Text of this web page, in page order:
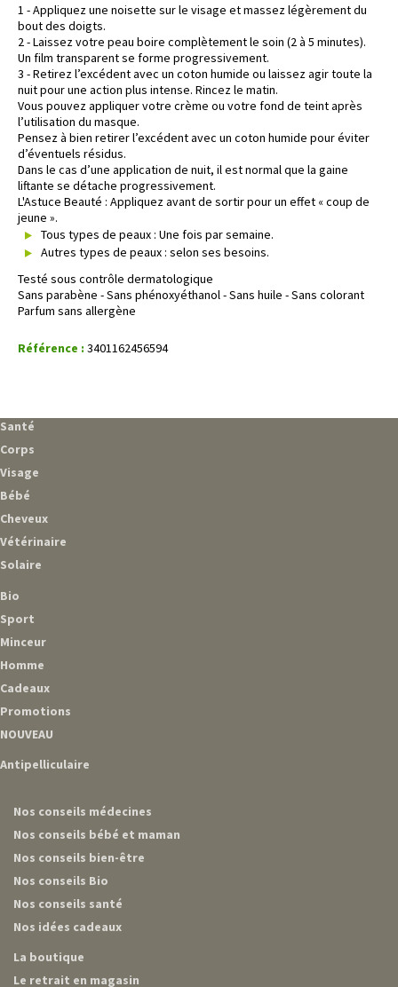
1 - Appliquez une noisette sur le visage et massez légèrement du
bout des doigts.
2 - Laissez votre peau boire complètement le soin (2 à 5 minutes).
Un film transparent se forme progressivement.
3 - Retirez l’excédent avec un coton humide ou laissez agir toute la
nuit pour une action plus intense. Rincez le matin.
Vous pouvez appliquer votre crème ou votre fond de teint après
l’utilisation du masque.
Pensez à bien retirer l’excédent avec un coton humide pour éviter
d’éventuels résidus.
Dans le cas d’une application de nuit, il est normal que la gaine
liftante se détache progressivement.
L'Astuce Beauté : Appliquez avant de sortir pour un effet « coup de
jeune ».
Tous types de peaux : Une fois par semaine.
Autres types de peaux : selon ses besoins.
Testé sous contrôle dermatologique
Sans parabène - Sans phénoxyéthanol - Sans huile - Sans colorant
Parfum sans allergène
Référence : 3401162456594
Santé
Corps
Visage
Bébé
Cheveux
Vétérinaire
Solaire
Bio
Sport
Minceur
Homme
Cadeaux
Promotions
NOUVEAU
Antipelliculaire
Nos conseils médecines
Nos conseils bébé et maman
Nos conseils bien-être
Nos conseils Bio
Nos conseils santé
Nos idées cadeaux
La boutique
Le retrait en magasin